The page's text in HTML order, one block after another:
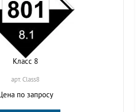
Класс 8
арт. Class8
по запросу